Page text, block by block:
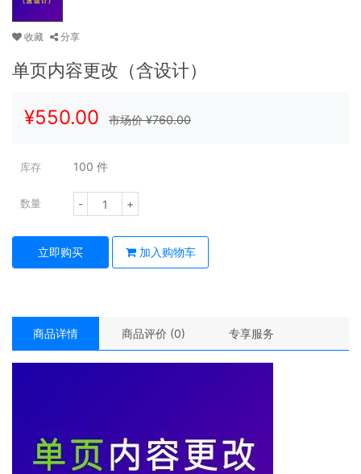
收藏 分享
单页内容更改（含设计）
¥550.00 市场价 ¥760.00
库存 100 件
数量 - +
立即购买 加入购物车
商品详情 商品评价 (0) 专享服务